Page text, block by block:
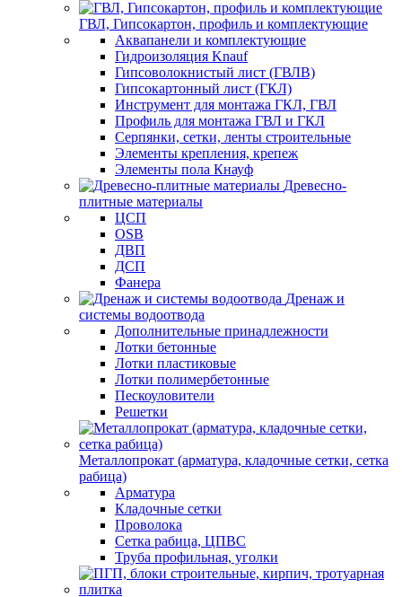
ГВЛ, Гипсокартон, профиль и комплектующие
Аквапанели и комплектующие
Гидроизоляция Knauf
Гипсоволокнистый лист (ГВЛВ)
Гипсокартонный лист (ГКЛ)
Инструмент для монтажа ГКЛ, ГВЛ
Профиль для монтажа ГВЛ и ГКЛ
Серпянки, сетки, ленты строительные
Элементы крепления, крепеж
Элементы пола Кнауф
Древесно-
плитные материалы
ЦСП
OSB
ДВП
ДСП
Фанера
Дренаж и
системы водоотвода
Дополнительные принадлежности
Лотки бетонные
Лотки пластиковые
Лотки полимербетонные
Пескоуловители
Решетки
Металлопрокат (арматура, кладочные сетки, сетка
рабица)
Арматура
Кладочные сетки
Проволока
Сетка рабица, ЦПВС
Труба профильная, уголки